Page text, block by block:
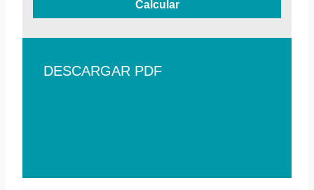
Calcular
DESCARGAR PDF